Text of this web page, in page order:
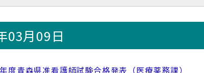
03月09日
度青森県准看護師試験合格発表（医療薬務課）